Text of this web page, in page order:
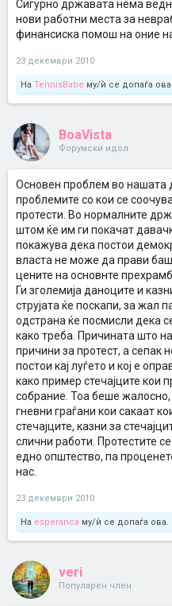
Сигурно државата нема
нови работни места за
финансиска помош на оние
23 декември 2010
На TennisBabe му/ѝ се допаѓа ова.
BoaVista
Форумски идол
Основен проблем во нашата
проблемите со кои се
протести. Во нормалните
штом ќе им ги покачат
покажува дека постои
власта не може да прави баш
цените на основнте
Ги зголемија даноците и
струјата ќе поскапи, за жал
одстрана ќе посмисли дека
како треба. Причината што
причини за протест, а сепак
постои кај луѓето и кој е
како пример стечајците кои
собрание. Тоа беше жалосно,
гневни граѓани кои сакаат
стечајците, казни за
слични работи. Протестите
едно општество, па
нас.
23 декември 2010
На esperanca му/ѝ се допаѓа ова.
veri
Популарен член